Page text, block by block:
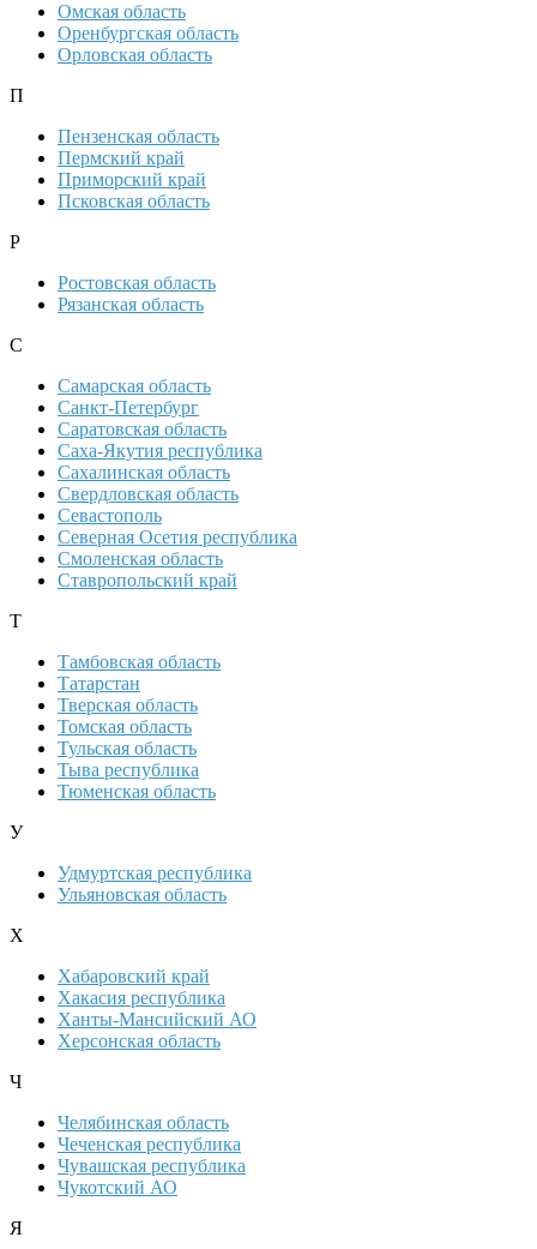
Омская область
Оренбургская область
Орловская область
П
Пензенская область
Пермский край
Приморский край
Псковская область
Р
Ростовская область
Рязанская область
С
Самарская область
Санкт-Петербург
Саратовская область
Саха-Якутия республика
Сахалинская область
Свердловская область
Севастополь
Северная Осетия республика
Смоленская область
Ставропольский край
Т
Тамбовская область
Татарстан
Тверская область
Томская область
Тульская область
Тыва республика
Тюменская область
У
Удмуртская республика
Ульяновская область
Х
Хабаровский край
Хакасия республика
Ханты-Мансийский АО
Херсонская область
Ч
Челябинская область
Чеченская республика
Чувашская республика
Чукотский АО
Я